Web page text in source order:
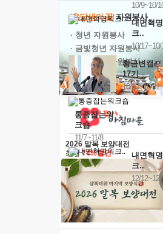
10/9~10/
내면혁명
크..
10/17~10/
황금변캠프
17기
10/30~10/31
통증잡는워
크숍
11/7~11/8
내면혁명
크..
12/12~12/
'옹달샘의 꽃'자원봉사
· 청년 자원봉사
· 금빛청년 자원봉사
· 음식연구 자원봉사
2026 말복 보양대전
최대74%할인